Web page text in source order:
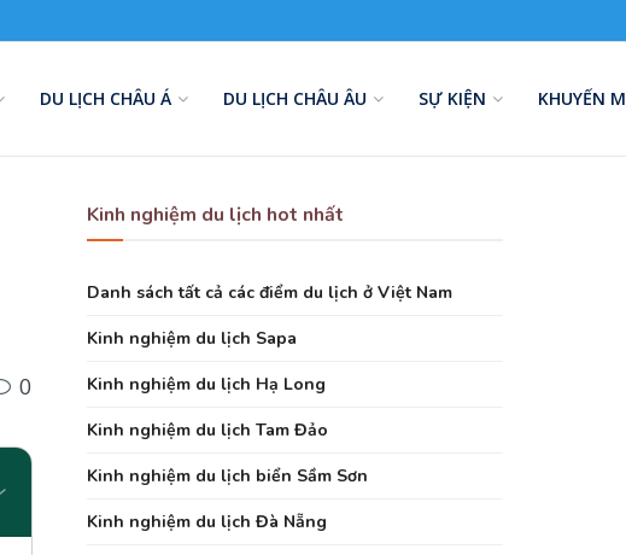
DU LỊCH CHÂU Á DU LỊCH CHÂU ÂU SỰ KIỆN KHUYẾN
0
Kinh nghiệm du lịch hot nhất
Danh sách tất cả các điểm du lịch ở Việt Nam
Kinh nghiệm du lịch Sapa
Kinh nghiệm du lịch Hạ Long
Kinh nghiệm du lịch Tam Đảo
Kinh nghiệm du lịch biển Sầm Sơn
Kinh nghiệm du lịch Đà Nẵng